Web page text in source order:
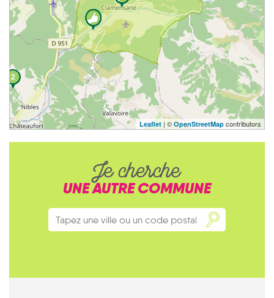
2
Leaflet | © OpenStreetMap contributors
Je cherche
UNE AUTRE COMMUNE